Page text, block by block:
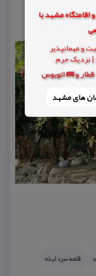
بیش از 1000 هتل و اقامتگاه مشهد با
و مهمانپذیر
قطار و 🚌 اتوبوس
های مشهد
روستای قلعه سرد
قلعه سرد ایذه